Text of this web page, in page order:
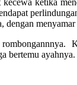
bertemu ayahnya.